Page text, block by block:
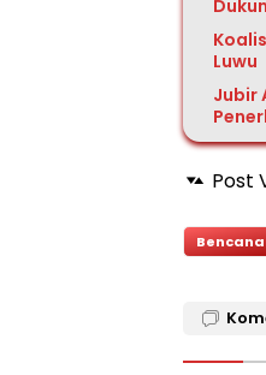
Luwu
Jubir
Post